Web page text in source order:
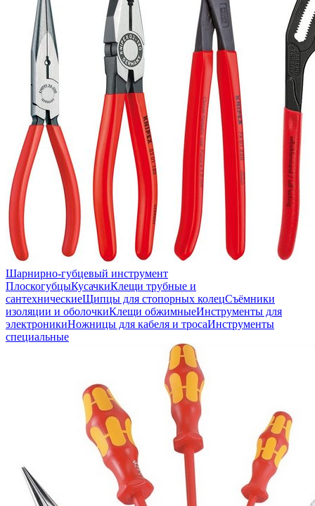
Шарнирно-губцевый инструмент
ПлоскогубцыКусачкиКлещи трубные и
сантехническиеЩипцы для стопорных колецСъёмники
изоляции и оболочкиКлещи обжимныеИнструменты для
электроникиНожницы для кабеля и тросаИнструменты
специальные